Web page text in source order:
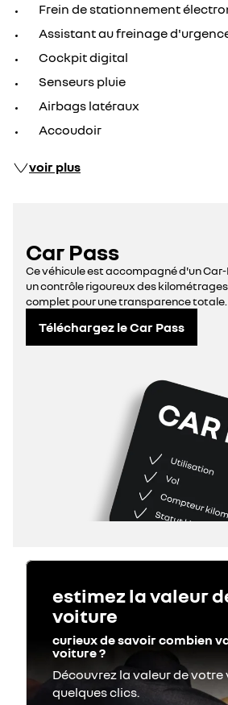
Frein de stationnement
Assistant au freinage
Cockpit digital
Senseurs pluie
Airbags latéraux
Accoudoir
voir plus
Car Pass
Ce véhicule est accompagné d'un
un contrôle rigoureux des
complet pour une transparence totale.
Téléchargez le Car Pass
estimez la valeur
voiture
curieux de savoir combien
voiture ?
Découvrez la valeur de votre